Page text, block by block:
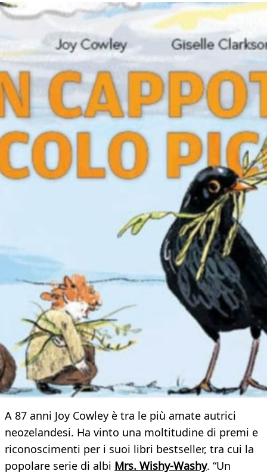
A 87 anni Joy Cowley è tra le più amate autrici
neozelandesi. Ha vinto una moltitudine di premi e
riconoscimenti per i suoi libri bestseller, tra cui la
popolare serie di albi Mrs. Wishy-Washy. “Un